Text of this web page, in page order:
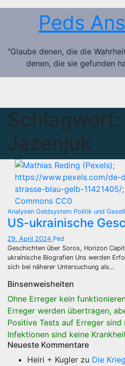
Zum
Peds
"Glaube denen, die die
denen, die sie gefunden
Schlagwort:
Jazenjuk
Analysen Geldsystem Politik und
US-ukrainische
29. April 2024 Ped
Geschichten über Soros, Horizon
ukrainische Biografien Uns werden
sich bei näherer Untersuchung als…
Binsenweisheiten
Ohne Erreger kein
Erreger werden übertragen,
Positive Tests auf Erreger
Infektionen sind keine
Neueste Kommentare
Heiri + Kugler zu Die